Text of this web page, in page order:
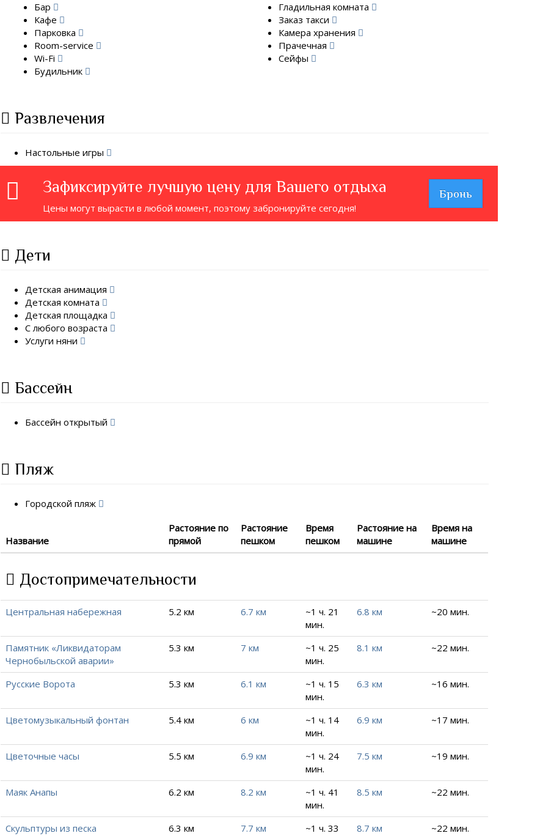
Бар
Кафе
Парковка
Room-service
Wi-Fi
Будильник
Гладильная комната
Заказ такси
Камера хранения
Прачечная
Сейфы
Развлечения
Настольные игры
Зафиксируйте лучшую цену для Вашего отдыха
Цены могут вырасти в любой момент, поэтому забронируйте сегодня!
Бронь
Дети
Детская анимация
Детская комната
Детская площадка
С любого возраста
Услуги няни
Бассейн
Бассейн открытый
Пляж
Городской пляж
Название
Растояние по
прямой
Растояние
пешком
Время
пешком
Растояние на
машине
Время на
машине
Достопримечательности
Центральная набережная 5.2 км 6.7 км
~1 ч. 21
мин.
6.8 км ~20 мин.
Памятник «Ликвидаторам
Чернобыльской аварии»
5.3 км 7 км
~1 ч. 25
мин.
8.1 км ~22 мин.
Русские Ворота 5.3 км 6.1 км
~1 ч. 15
мин.
6.3 км ~16 мин.
Цветомузыкальный фонтан 5.4 км 6 км
~1 ч. 14
мин.
6.9 км ~17 мин.
Цветочные часы 5.5 км 6.9 км
~1 ч. 24
мин.
7.5 км ~19 мин.
Маяк Анапы 6.2 км 8.2 км
~1 ч. 41
мин.
8.5 км ~22 мин.
Скульптуры из песка 6.3 км 7.7 км
~1 ч. 33
8.7 км ~22 мин.